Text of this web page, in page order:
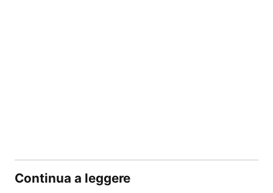
Continua a leggere